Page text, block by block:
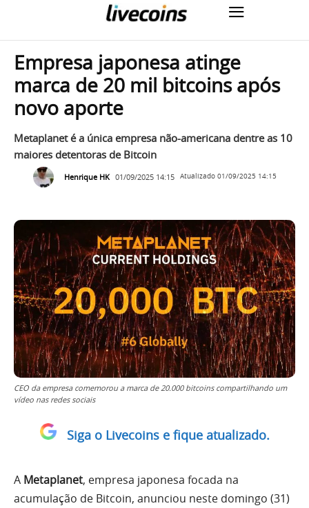
Empresa japonesa atinge
marca de 20 mil bitcoins após
novo aporte
Metaplanet é a única empresa não-americana dentre as 10
maiores detentoras de Bitcoin
Henrique HK 01/09/2025 14:15 Atualizado 01/09/2025 14:15
CEO da empresa comemorou a marca de 20.000 bitcoins compartilhando um
vídeo nas redes sociais
Siga o Livecoins e fique atualizado.
A Metaplanet, empresa japonesa focada na
acumulação de Bitcoin, anunciou neste domingo (31)